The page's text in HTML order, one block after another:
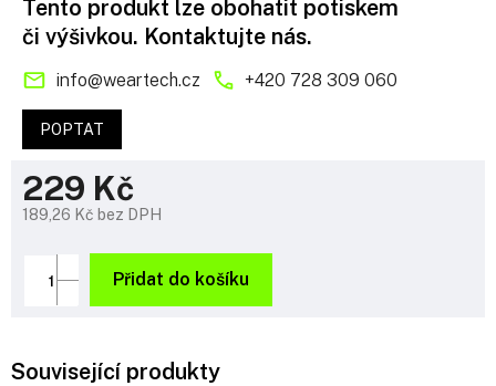
229 Kč
189,26 Kč bez DPH
cena:
Přidat do košíku
Tento produkt lze obohatit potiskem
či výšivkou. Kontaktujte nás.
info@weartech.cz +420 728 309 060
POPTAT
Související produkty